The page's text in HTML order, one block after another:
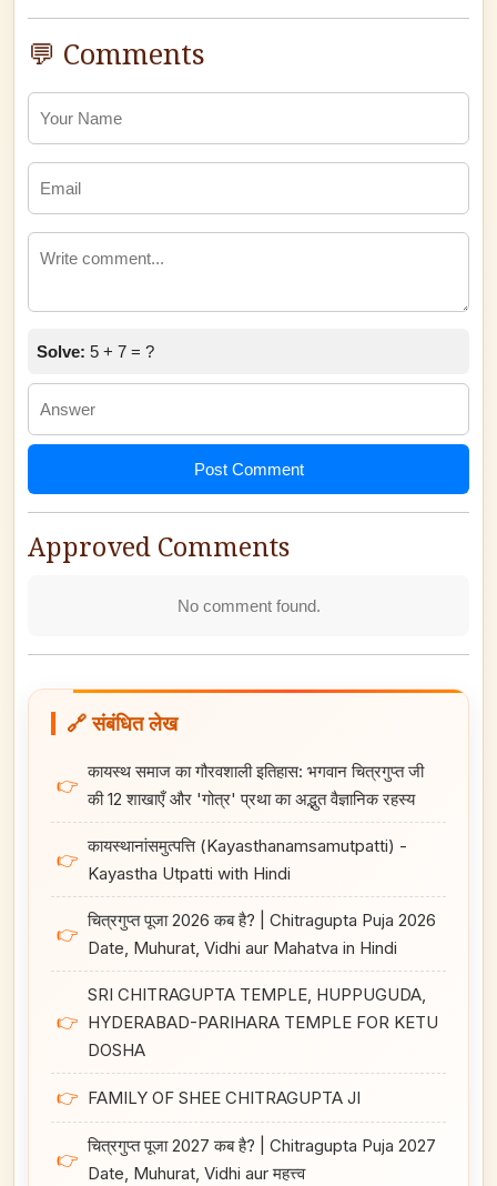
💬 Comments
Solve: 5 + 7 = ?
Post Comment
Approved Comments
No comment found.
🔗 संबंधित लेख
👉
कायस्थ समाज का गौरवशाली इतिहास: भगवान चित्रगुप्त जी
की 12 शाखाएँ और 'गोत्र' प्रथा का अद्भुत वैज्ञानिक रहस्य
👉
कायस्थानांसमुत्पत्ति (Kayasthanamsamutpatti) -
Kayastha Utpatti with Hindi
👉
चित्रगुप्त पूजा 2026 कब है? | Chitragupta Puja 2026
Date, Muhurat, Vidhi aur Mahatva in Hindi
👉
SRI CHITRAGUPTA TEMPLE, HUPPUGUDA,
HYDERABAD-PARIHARA TEMPLE FOR KETU
DOSHA
👉 FAMILY OF SHEE CHITRAGUPTA JI
👉
चित्रगुप्त पूजा 2027 कब है? | Chitragupta Puja 2027
Date, Muhurat, Vidhi aur महत्त्व